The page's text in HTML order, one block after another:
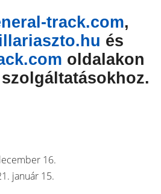
track.com,
és
oldalakon
16.
január 15.